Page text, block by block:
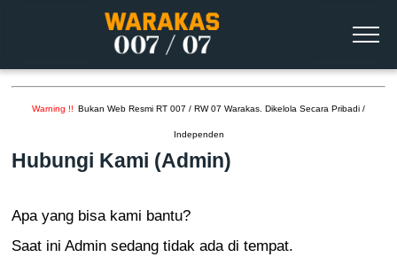
INFO WARGA
KONTAK
Warning !! Bukan Web Resmi RT 007 / RW 07 Warakas. Dikelola Secara Pribadi /
Independen
Hubungi Kami (Admin)
Apa yang bisa kami bantu?
Saat ini Admin sedang tidak ada di tempat.